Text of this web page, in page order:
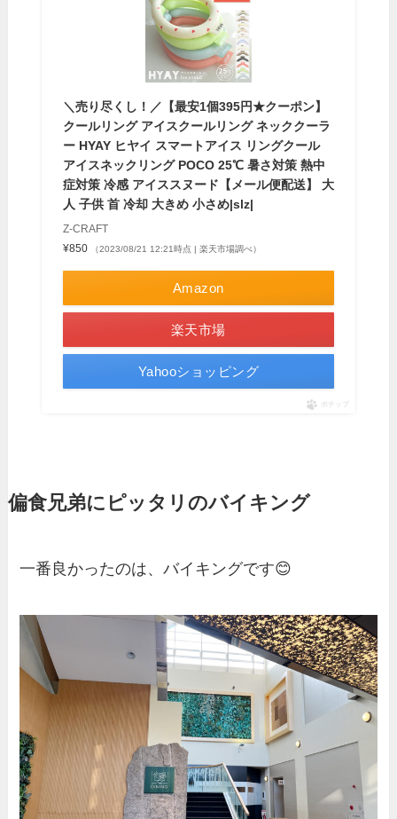
＼売り尽くし！／【最安1個395円★クーポン】
クールリング アイスクールリング ネッククーラ
ー HYAY ヒヤイ スマートアイス リングクール
アイスネックリング POCO 25℃ 暑さ対策 熱中
症対策 冷感 アイススヌード【メール便配送】 大
人 子供 首 冷却 大きめ 小さめ|slz|
Z-CRAFT
¥850
（2023/08/21 12:21時点 | 楽天市場調べ）
Amazon
楽天市場
Yahooショッピング
ポチップ
偏食兄弟にピッタリのバイキング
一番良かったのは、バイキングです😊